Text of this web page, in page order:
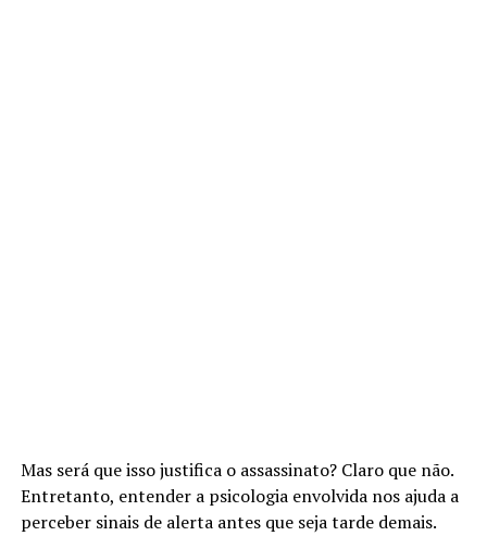
Mas será que isso justifica o assassinato? Claro que não.
Entretanto, entender a psicologia envolvida nos ajuda a
perceber sinais de alerta antes que seja tarde demais.